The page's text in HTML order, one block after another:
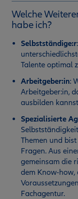
Welche
habe ich?
Selbstständige:r:
Talente optimal
Arbeitgeber:in:
Arbeitgeber:in,
ausbilden
Spezialisierte
Themen und
Fragen. Aus
gemeinsam die
dem Know-how,
Fachagentur.